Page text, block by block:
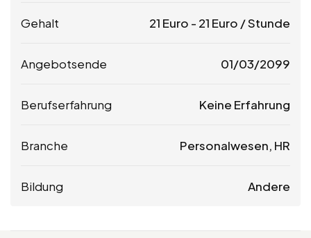
Gehalt 21 Euro - 21 Euro / Stunde
Angebotsende 01/03/2099
Berufserfahrung Keine Erfahrung
Branche Personalwesen, HR
Bildung Andere